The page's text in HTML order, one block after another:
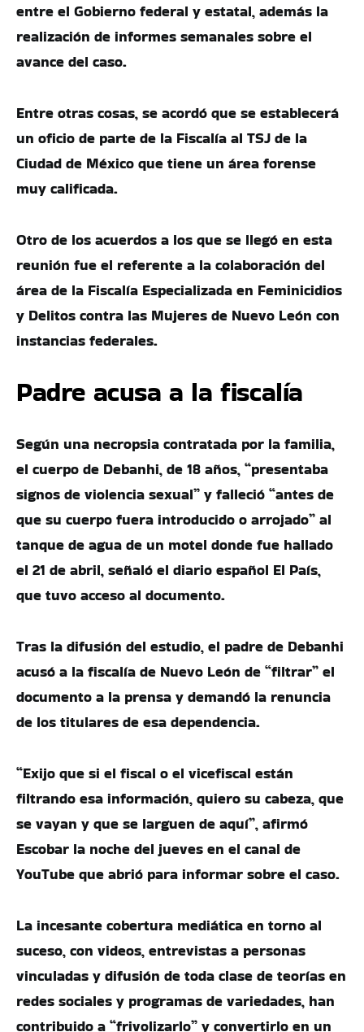
entre el Gobierno federal y estatal, además la
realización de informes semanales sobre el
avance del caso.
Entre otras cosas, se acordó que se establecerá
un oficio de parte de la Fiscalía al TSJ de la
Ciudad de México que tiene un área forense
muy calificada.
Otro de los acuerdos a los que se llegó en esta
reunión fue el referente a la colaboración del
área de la Fiscalía Especializada en Feminicidios
y Delitos contra las Mujeres de Nuevo León con
instancias federales.
Padre acusa a la fiscalía
Según una necropsia contratada por la familia,
el cuerpo de Debanhi, de 18 años, “presentaba
signos de violencia sexual” y falleció “antes de
que su cuerpo fuera introducido o arrojado” al
tanque de agua de un motel donde fue hallado
el 21 de abril, señaló el diario español El País,
que tuvo acceso al documento.
Tras la difusión del estudio, el padre de Debanhi
acusó a la fiscalía de Nuevo León de “filtrar” el
documento a la prensa y demandó la renuncia
de los titulares de esa dependencia.
“Exijo que si el fiscal o el vicefiscal están
filtrando esa información, quiero su cabeza, que
se vayan y que se larguen de aquí”, afirmó
Escobar la noche del jueves en el canal de
YouTube que abrió para informar sobre el caso.
La incesante cobertura mediática en torno al
suceso, con videos, entrevistas a personas
vinculadas y difusión de toda clase de teorías en
redes sociales y programas de variedades, han
contribuido a “frivolizarlo” y convertirlo en un